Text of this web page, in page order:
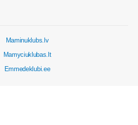
Maminuklubs.lv
Mamyciuklubas.lt
Emmedeklubi.ee